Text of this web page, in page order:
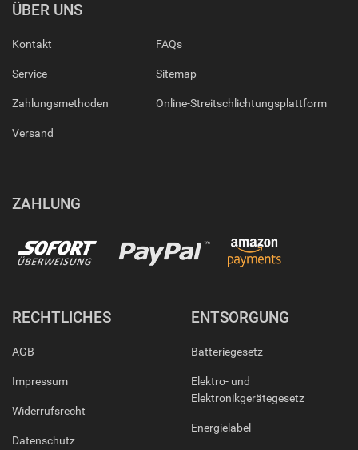
ÜBER UNS
Kontakt
Service
Zahlungsmethoden
Versand
FAQs
Sitemap
Online-Streitschlichtungsplattform
ZAHLUNG
RECHTLICHES
AGB
Impressum
Widerrufsrecht
Datenschutz
ENTSORGUNG
Batteriegesetz
Elektro- und
Elektronikgerätegesetz
Energielabel